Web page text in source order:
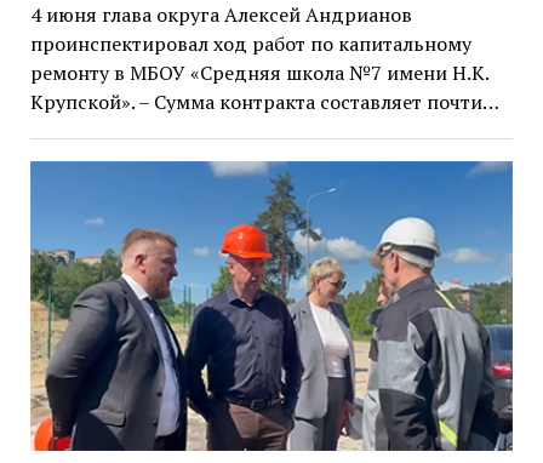
4 июня глава округа Алексей Андрианов
проинспектировал ход работ по капитальному
ремонту в МБОУ «Средняя школа №7 имени Н.К.
Крупской». – Сумма контракта составляет почти…